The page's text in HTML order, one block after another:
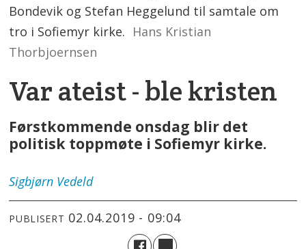
Bondevik og Stefan Heggelund til samtale om
tro i Sofiemyr kirke. Hans Kristian
Thorbjoernsen
Var ateist - ble kristen
Førstkommende onsdag blir det
politisk toppmøte i Sofiemyr kirke.
Sigbjørn Vedeld
PUBLISERT 02.04.2019 - 09:04